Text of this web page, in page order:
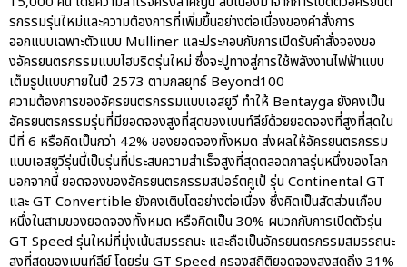
ระดับซิกเนเจอร์ในยนตรกรรม
EV รุ่นแรก พร้อมเปิดตัวกันยายน
นี้
ปอร์เช่ เอเอเอสฯ ยกประสบการณ์
Porsche สู่ Central Northville ใน
งาน AAS Roadshow พร้อมข้อ
เสนอพิเศษ Mid-Year 2026
เบนท์ลีย์ แบงค็อก ส่งมอบองค์
ความรู้การขับขี่รถยนต์เบนท์ลีย์
อย่างปลอดภัยในงาน
Extraordinary Chauffeur
Training 2026
Porsche Centre Pattanakarn
รกรรมรุ่นใหม่และความต้องการที่เพิ่มขึ้นอย่างต่อเนื่องของคำสั่งการ
ออกแบบเฉพาะตัวแบบ Mulliner และประกอบกับการเปิดรับคำสั่งจองขอ
งอัครยนตรกรรมแบบไฮบริดรุ่นใหม่ ซึ่งจะปูทางสู่การใช้พลังงานไฟฟ้าแบบ
เต็มรูปแบบภายในปี 2573 ตามกลยุทธ์ Beyond100
ความต้องการของอัครยนตรกรรมแบบเอสยูวี ทำให้ Bentayga ยังคงเป็น
อัครยนตรกรรมรุ่นที่มียอดจองสูงที่สุดของเบนท์ลีย์ด้วยยอดจองที่สูงที่สุดใน
ปีที่ 6 หรือคิดเป็นกว่า 42% ของยอดจองทั้งหมด ส่งผลให้อัครยนตรกรรม
แบบเอสยูวีรุ่นนี้เป็นรุ่นที่ประสบความสำเร็จสูงที่สุดตลอดกาลรุ่นหนึ่งของโลก
นอกจากนี้ ยอดจองของอัครยนตรกรรมสปอร์ตคูเป้ รุ่น Continental GT
และ GT Convertible ยังคงเติบโตอย่างต่อเนื่อง ซึ่งคิดเป็นสัดส่วนเกือบ
หนึ่งในสามของยอดจองทั้งหมด หรือคิดเป็น 30% ผนวกกับการเปิดตัวรุ่น
GT Speed รุ่นใหม่ที่มุ่งเน้นสมรรถนะ และถือเป็นอัครยนตรกรรมสมรรถนะ
สูงที่สุดของเบนท์ลีย์ โดยรุ่น GT Speed ครองสถิติยอดจองสูงสุดถึง 31%